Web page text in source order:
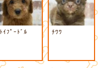
ﾄｲﾌﾟｰﾄﾞﾙ ﾁﾜﾜ